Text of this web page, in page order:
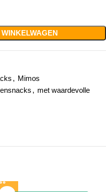
, Mimos
, met waardevolle